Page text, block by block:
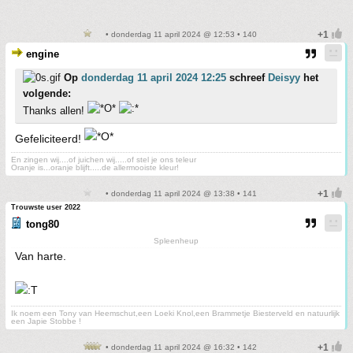
• donderdag 11 april 2024 @ 12:53 • 140
engine
Op donderdag 11 april 2024 12:25 schreef Deisyy het
volgende:
Thanks allen!
Gefeliciteerd!
En zingen wij....of juichen wij.....of stel je ons teleur
Oranje is...oranje blijft.....de allermooiste kleur!
• donderdag 11 april 2024 @ 13:38 • 141
Trouwste user 2022
tong80
Spleenheup
Van harte.
Ik noem een Tony van Heemschut,een Loeki Knol,een Brammetje Biesterveld en natuurlijk
een Japie Stobbe !
• donderdag 11 april 2024 @ 16:32 • 142